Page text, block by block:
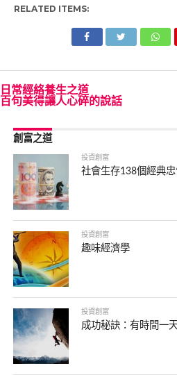
RELATED ITEMS:
日常經絡養生之道
百句美得讓人心碎的說話
創富之道
投資創富
社會生存138個經典
投資創富
趣味經濟學
投資創富
成功秘訣：有時間一